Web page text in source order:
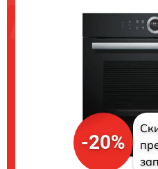
-20%